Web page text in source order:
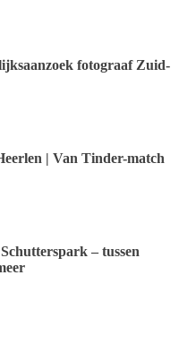
fotograaf Zuid-
| Van Tinder-match
– tussen